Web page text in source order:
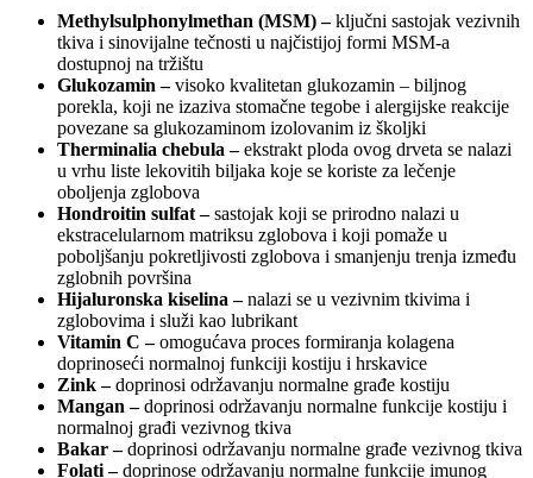
Methylsulphonylmethan (MSM) –ključni sastojak vezivnih
tkiva i sinovijalne tečnosti u najčistijoj formi MSM-a
dostupnoj na tržištu
Glukozamin –visoko kvalitetan glukozamin – biljnog
porekla, koji ne izaziva stomačne tegobe i alergijske reakcije
povezane sa glukozaminom izolovanim iz školjki
Therminalia chebula –ekstrakt ploda ovog drveta se nalazi
u vrhu liste lekovitih biljaka koje se koriste za lečenje
oboljenja zglobova
Hondroitin sulfat –sastojak koji se prirodno nalazi u
ekstracelularnom matriksu zglobova i koji pomaže u
poboljšanju pokretljivosti zglobova i smanjenju trenja između
zglobnih površina
Hijaluronska kiselina –nalazi se u vezivnim tkivima i
zglobovima i služi kao lubrikant
Vitamin C –omogućava proces formiranja kolagena
doprinoseći normalnoj funkciji kostiju i hrskavice
Zink –doprinosi održavanju normalne građe kostiju
Mangan –doprinosi održavanju normalne funkcije kostiju i
normalnoj građi vezivnog tkiva
Bakar –doprinosi održavanju normalne građe vezivnog tkiva
Folati –doprinose održavanju normalne funkcije imunog